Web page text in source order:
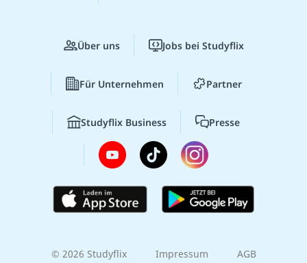
Über uns Jobs bei Studyflix
Für Unternehmen Partner
Studyflix Business Presse
© 2026 Studyflix Impressum AGB